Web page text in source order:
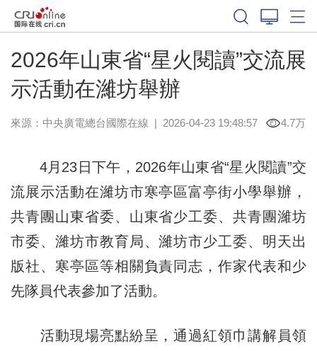
2026年山東省“星火閱讀”交流展
示活動在濰坊舉辦
來源：中央廣電總台國際在線 | 2026-04-23 19:48:57 4.7万
4月23日下午，2026年山東省“星火閱讀”交
流展示活動在濰坊市寒亭區富亭街小學舉辦，
共青團山東省委、山東省少工委、共青團濰坊
市委、濰坊市教育局、濰坊市少工委、明天出
版社、寒亭區等相關負責同志，作家代表和少
先隊員代表參加了活動。
活動現場亮點紛呈，通過紅領巾講解員領